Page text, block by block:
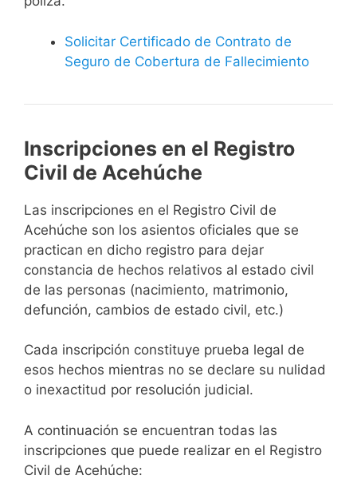
Solicitar Certificado de Contrato de
Seguro de Cobertura de Fallecimiento
Inscripciones en el Registro
Civil de Acehúche
Las inscripciones en el Registro Civil de
Acehúche son los asientos oficiales que se
practican en dicho registro para dejar
constancia de hechos relativos al estado civil
de las personas (nacimiento, matrimonio,
defunción, cambios de estado civil, etc.)
Cada inscripción constituye prueba legal de
esos hechos mientras no se declare su nulidad
o inexactitud por resolución judicial.
A continuación se encuentran todas las
inscripciones que puede realizar en el Registro
Civil de Acehúche: